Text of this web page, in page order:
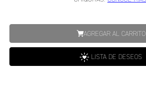
AGREGAR AL CARRITO
LISTA DE DESEOS